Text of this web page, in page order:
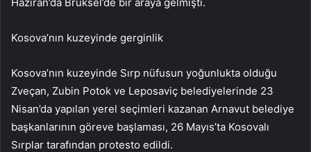
Kosova’nın kuzeyinde gerginlik
Kosova’nın kuzeyinde Sırp nüfusun yoğunlukta olduğu
Zveçan, Zubin Potok ve Leposaviç belediyelerinde 23
Nisan’da yapılan yerel seçimleri kazanan Arnavut belediye
başkanlarının göreve başlaması, 26 Mayıs’ta Kosovalı
Sırplar tarafından protesto edildi.